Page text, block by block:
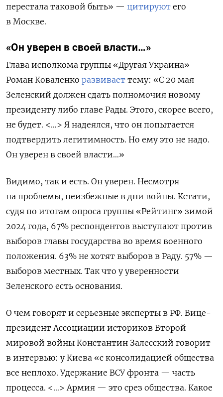
перестала таковой быть» — цитируют его
в Москве.
«Он уверен в своей власти…»
Глава исполкома группы «Другая Украина»
Роман Коваленко развивает тему: «С 20 мая
Зеленский должен сдать полномочия новому
президенту либо главе Рады. Этого, скорее всего,
не будет. <…> Я надеялся, что он попытается
подтвердить легитимность. Но ему это не надо.
Он уверен в своей власти…»
Видимо, так и есть. Он уверен. Несмотря
на проблемы, неизбежные в дни войны. Кстати,
судя по итогам опроса группы «Рейтинг» зимой
2024 года, 67% респондентов выступают против
выборов главы государства во время военного
положения. 63% не хотят выборов в Раду. 57% —
выборов местных. Так что у уверенности
Зеленского есть основания.
О чем говорят и серьезные эксперты в РФ. Вице-
президент Ассоциации историков Второй
мировой войны Константин Залесский говорит
в интервью: у Киева «с консолидацией общества
все неплохо. Удержание ВСУ фронта — часть
процесса. <…> Армия — это срез общества. Какое